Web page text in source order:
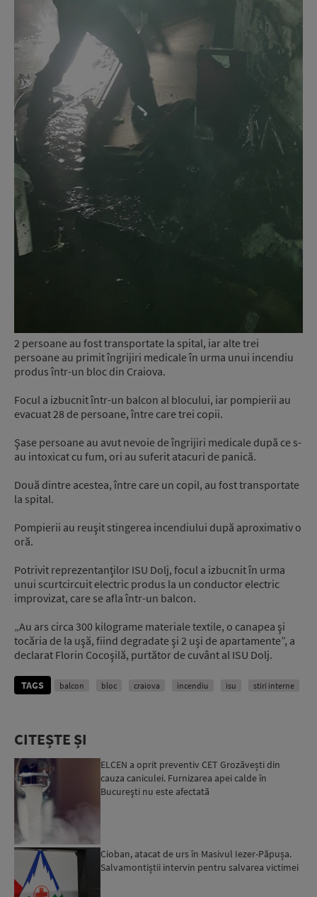
2 persoane au fost transportate la spital, iar alte trei
persoane au primit îngrijiri medicale în urma unui incendiu
produs într-un bloc din Craiova.
Focul a izbucnit într-un balcon al blocului, iar pompierii au
evacuat 28 de persoane, între care trei copii.
Şase persoane au avut nevoie de îngrijiri medicale după ce s-
au intoxicat cu fum, ori au suferit atacuri de panică.
Două dintre acestea, între care un copil, au fost transportate
la spital.
Pompierii au reuşit stingerea incendiului după aproximativ o
oră.
Potrivit reprezentanţilor ISU Dolj, focul a izbucnit în urma
unui scurtcircuit electric produs la un conductor electric
improvizat, care se afla într-un balcon.
„Au ars circa 300 kilograme materiale textile, o canapea şi
tocăria de la uşă, fiind degradate şi 2 uşi de apartamente”, a
declarat Florin Cocoşilă, purtător de cuvânt al ISU Dolj.
TAGS balcon bloc craiova incendiu isu stiri interne
CITEȘTE ȘI
ELCEN a oprit preventiv CET Grozăvești din
cauza caniculei. Furnizarea apei calde în
Bucureşti nu este afectată
Cioban, atacat de urs în Masivul Iezer-Păpușa.
Salvamontiștii intervin pentru salvarea victimei